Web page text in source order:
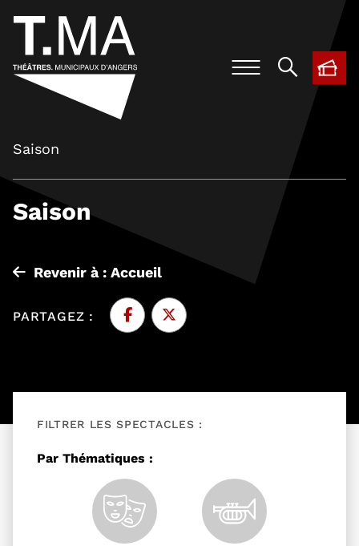
,
Saison
Saison
Revenir à : Accueil
PARTAGEZ :
FILTRER LES SPECTACLES :
Filtrer les événements
Par Thématiques :